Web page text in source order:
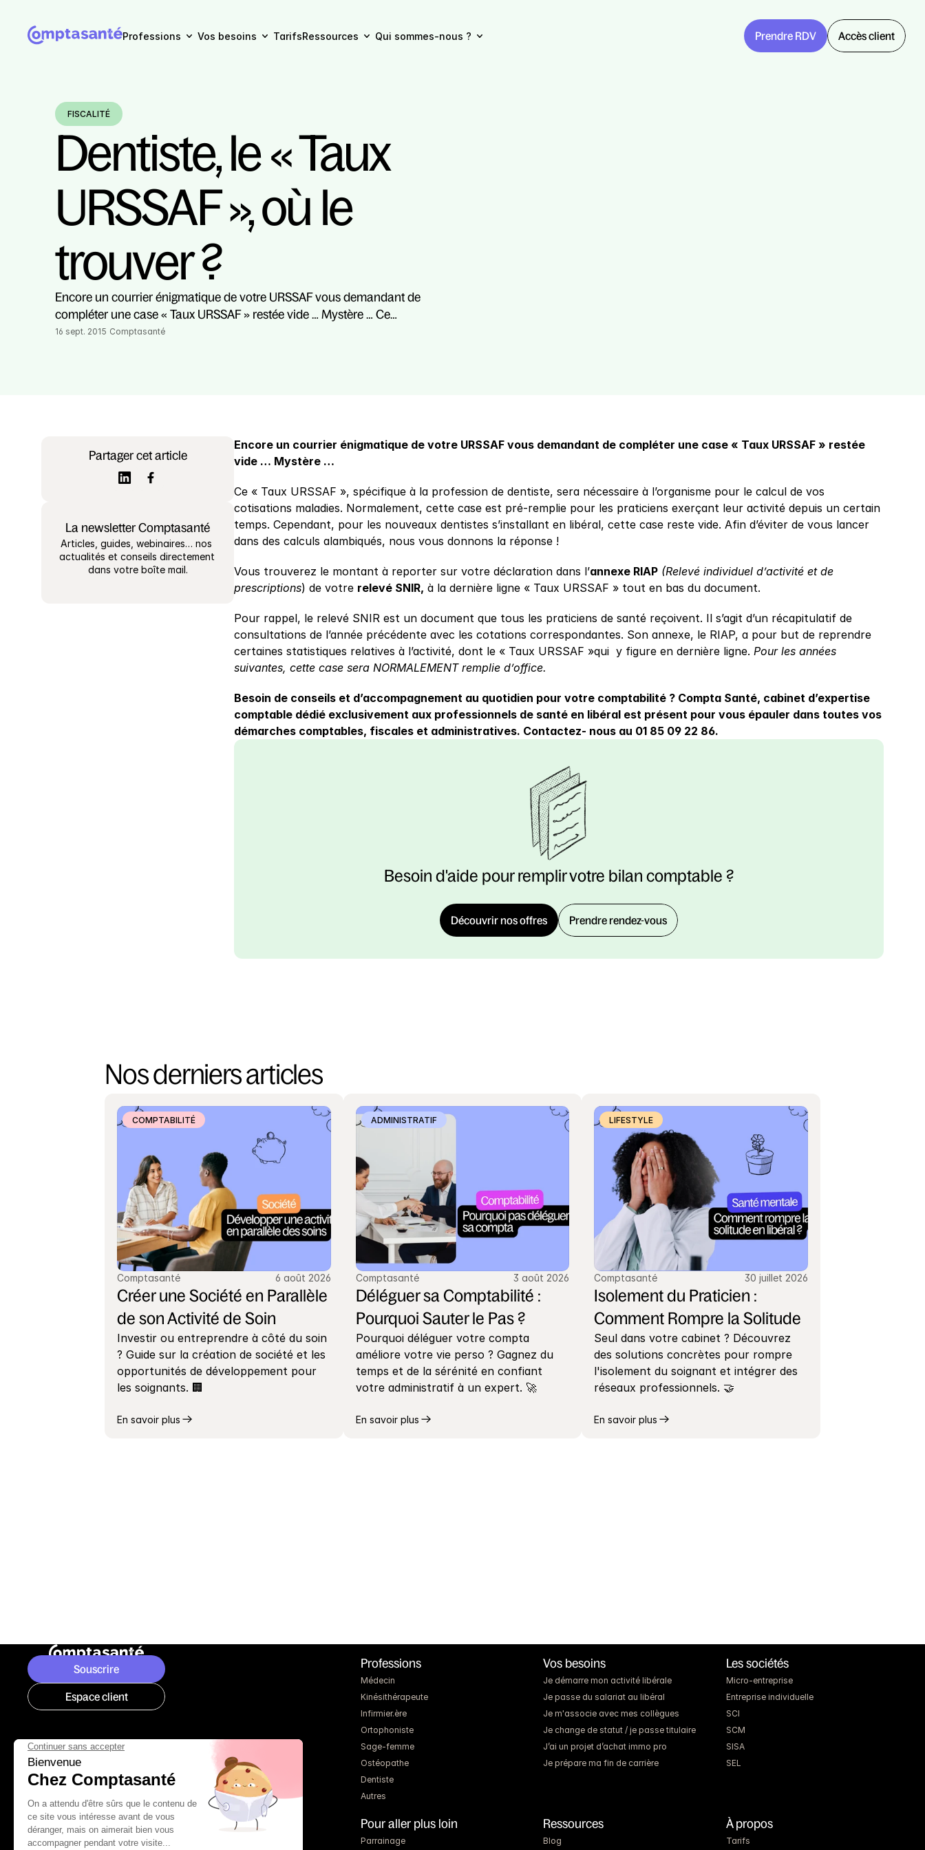
Professions Vos besoins TarifsRessources Qui sommes-nous ? Prendre RDV Accès client
FISCALITÉ
Dentiste, le « Taux
URSSAF », où le
trouver ?
Encore un courrier énigmatique de votre URSSAF vous demandant de
compléter une case « Taux URSSAF » restée vide … Mystère … Ce…
16 sept. 2015 Comptasanté
Partager cet article
La newsletter Comptasanté
Articles, guides, webinaires… nos
actualités et conseils directement
dans votre boîte mail.
Encore un courrier énigmatique de votre URSSAF vous demandant de compléter une case « Taux URSSAF » restée
vide … Mystère …
Ce « Taux URSSAF », spécifique à la profession de dentiste, sera nécessaire à l’organisme pour le calcul de vos
cotisations maladies. Normalement, cette case est pré-remplie pour les praticiens exerçant leur activité depuis un certain
temps. Cependant, pour les nouveaux dentistes s’installant en libéral, cette case reste vide. Afin d’éviter de vous lancer
dans des calculs alambiqués, nous vous donnons la réponse !
Vous trouverez le montant à reporter sur votre déclaration dans l’annexe RIAP (Relevé individuel d’activité et de
prescriptions) de votre relevé SNIR, à la dernière ligne « Taux URSSAF » tout en bas du document.
Pour rappel, le relevé SNIR est un document que tous les praticiens de santé reçoivent. Il s’agit d’un récapitulatif de
consultations de l’année précédente avec les cotations correspondantes. Son annexe, le RIAP, a pour but de reprendre
certaines statistiques relatives à l’activité, dont le « Taux URSSAF »qui  y figure en dernière ligne. Pour les années
suivantes, cette case sera NORMALEMENT remplie d’office.
Besoin de conseils et d’accompagnement au quotidien pour votre comptabilité ? Compta Santé, cabinet d’expertise
comptable dédié exclusivement aux professionnels de santé en libéral est présent pour vous épauler dans toutes vos
démarches comptables, fiscales et administratives. Contactez- nous au 01 85 09 22 86.
Besoin d'aide pour remplir votre bilan comptable ?
Découvrir nos offres Prendre rendez-vous
Nos derniers articles
COMPTABILITÉ
Comptasanté 6 août 2026
Créer une Société en Parallèle
de son Activité de Soin
Investir ou entreprendre à côté du soin
? Guide sur la création de société et les
opportunités de développement pour
les soignants. 🏢
En savoir plus
ADMINISTRATIF
Comptasanté 3 août 2026
Déléguer sa Comptabilité :
Pourquoi Sauter le Pas ?
Pourquoi déléguer votre compta
améliore votre vie perso ? Gagnez du
temps et de la sérénité en confiant
votre administratif à un expert. 🚀
En savoir plus
LIFESTYLE
Comptasanté 30 juillet 2026
Isolement du Praticien :
Comment Rompre la Solitude
Seul dans votre cabinet ? Découvrez
des solutions concrètes pour rompre
l'isolement du soignant et intégrer des
réseaux professionnels. 🤝
En savoir plus
Souscrire
Espace client
Professions
Médecin
Kinésithérapeute
Infirmier.ère
Ortophoniste
Sage-femme
Ostéopathe
Dentiste
Autres
Vos besoins
Je démarre mon activité libérale
Je passe du salariat au libéral
Je m'associe avec mes collègues
Je change de statut / je passe titulaire
J’ai un projet d’achat immo pro
Je prépare ma fin de carrière
Les sociétés
Micro-entreprise
Entreprise individuelle
SCI
SCM
SISA
SEL
Pour aller plus loin
Parrainage
Ressources
Blog
À propos
Tarifs